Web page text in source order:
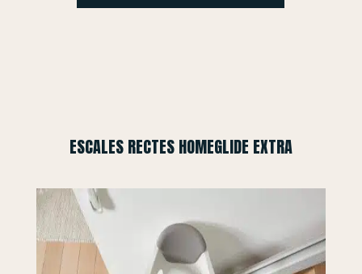
ESCALES RECTES HOMEGLIDE EXTRA